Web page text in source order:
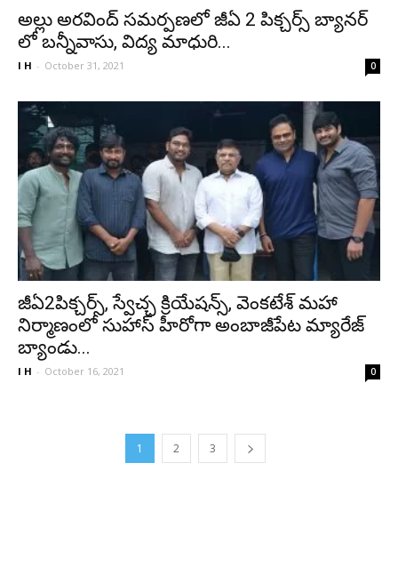
అల్లు అరవింద్ సమర్పణలో జీఏ 2 పిక్చర్స్ బ్యానర్
లో బ‌న్నీవాసు, విద్య మాధురి...
I H - October 31, 2021 0
జీఏ2పిక్చ‌ర్స్, స్వేచ్ఛ క్రియేష‌న్స్, వెంక‌టేశ్ మ‌హా
నిర్మాణంలో సుహాస్ హీరోగా అంబాజీపేట మ్యారేజ్
బ్యాండు...
I H - October 16, 2021 0
1 2 3